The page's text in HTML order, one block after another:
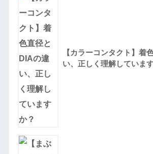
【カラーコンタクト】着
い、正しく理解していま